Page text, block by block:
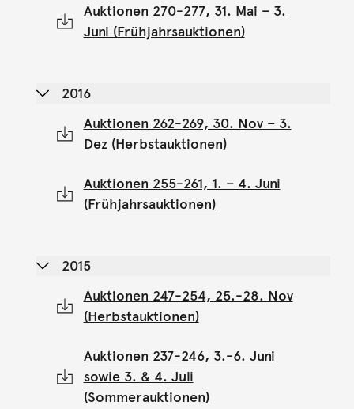
Auktionen 270-277, 31. Mai – 3.
Juni (Frühjahrsauktionen)
2016
Auktionen 262-269, 30. Nov – 3.
Dez (Herbstauktionen)
Auktionen 255-261, 1. – 4. Juni
(Frühjahrsauktionen)
2015
Auktionen 247-254, 25.-28. Nov
(Herbstauktionen)
Auktionen 237-246, 3.-6. Juni
sowie 3. & 4. Juli
(Sommerauktionen)